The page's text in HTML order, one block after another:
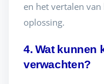
en het vertalen
oplossing.
4. Wat kunnen
verwachten?